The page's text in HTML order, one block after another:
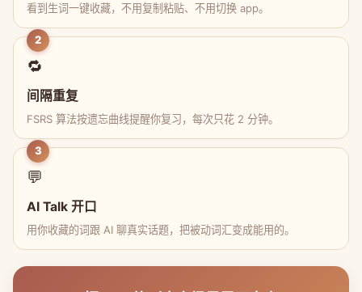
看到生词一键收藏，不用复制粘贴、不用切换 app。
2
🔁
间隔重复
FSRS 算法按遗忘曲线提醒你复习，每次只花 2 分钟。
3
💬
AI Talk 开口
用你收藏的词跟 AI 聊真实话题，把被动词汇变成能用的。